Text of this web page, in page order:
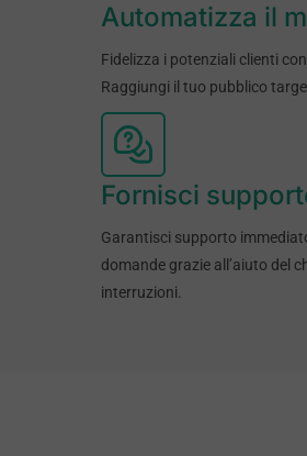
Automatizza il
Fidelizza i potenziali clienti
Raggiungi il tuo pubblico
Fornisci
Garantisci supporto
domande grazie all’aiuto del
interruzioni.